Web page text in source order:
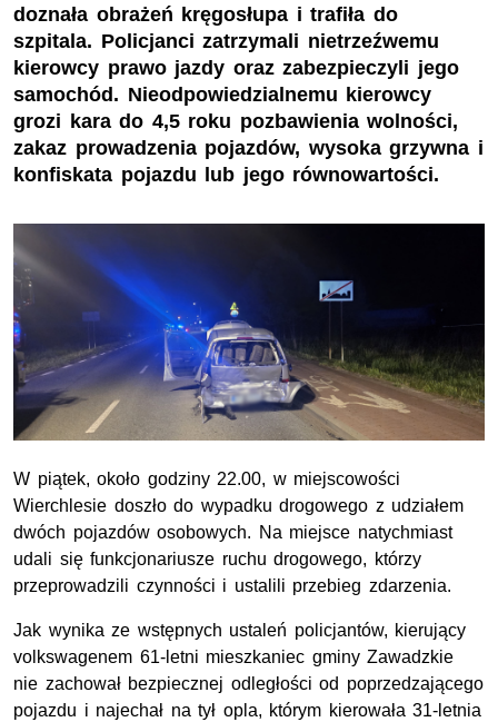
doznała obrażeń kręgosłupa i trafiła do
szpitala. Policjanci zatrzymali nietrzeźwemu
kierowcy prawo jazdy oraz zabezpieczyli jego
samochód. Nieodpowiedzialnemu kierowcy
grozi kara do 4,5 roku pozbawienia wolności,
zakaz prowadzenia pojazdów, wysoka grzywna i
konfiskata pojazdu lub jego równowartości.
W piątek, około godziny 22.00, w miejscowości
Wierchlesie doszło do wypadku drogowego z udziałem
dwóch pojazdów osobowych. Na miejsce natychmiast
udali się funkcjonariusze ruchu drogowego, którzy
przeprowadzili czynności i ustalili przebieg zdarzenia.
Jak wynika ze wstępnych ustaleń policjantów, kierujący
volkswagenem 61-letni mieszkaniec gminy Zawadzkie
nie zachował bezpiecznej odległości od poprzedzającego
pojazdu i najechał na tył opla, którym kierowała 31-letnia